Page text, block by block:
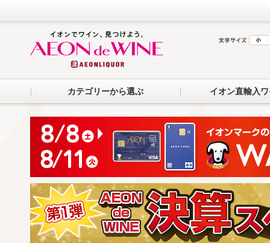
カテゴリーから選ぶ イオン直輸入